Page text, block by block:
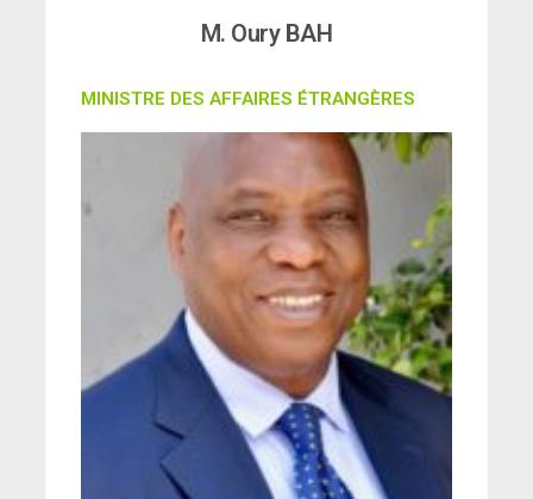
M. Oury BAH
MINISTRE DES AFFAIRES ÉTRANGÈRES